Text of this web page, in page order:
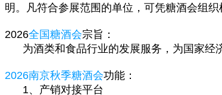
明。凡符合参展范围的单位，可凭糖酒会组
2026全国糖酒会宗旨：
为酒类和食品行业的发展服务，为国家经
2026南京秋季糖酒会功能：
1、产销对接平台